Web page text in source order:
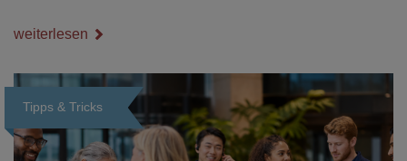
weiterlesen
Tipps & Tricks